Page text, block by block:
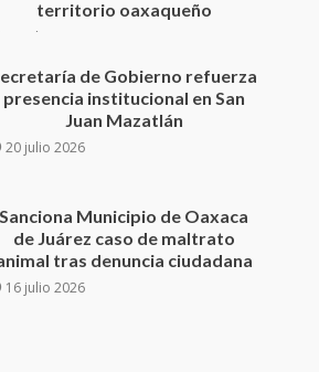
20 julio 2026
Sanciona Municipio de Oaxaca
de Juárez caso de maltrato
animal tras denuncia ciudadana
16 julio 2026
California; FGR lo investiga por
presuntos delitos de
delincuencia organizada y
contrabando